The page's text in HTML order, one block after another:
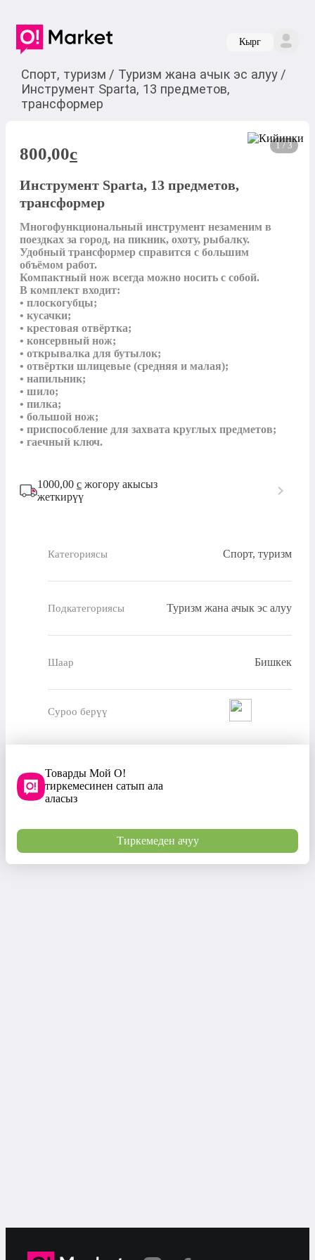
Кырг
Спорт, туризм / Туризм жана ачык эс алуу /
Инструмент Sparta, 13 предметов,
трансформер
1 / 3
800,00c
Инструмент Sparta, 13 предметов,
трансформер
Многофункциональный инструмент незаменим в
поездках за город, на пикник, охоту, рыбалку.
Удобный трансформер справится с большим
объёмом работ.
Компактный нож всегда можно носить с собой.
В комплект входит:
• плоскогубцы;
• кусачки;
• крестовая отвёртка;
• консервный нож;
• открывалка для бутылок;
• отвёртки шлицевые (средняя и малая);
• напильник;
• шило;
• пилка;
• большой нож;
• приспособление для захвата круглых предметов;
• гаечный ключ.
1000,00 с жогору акысыз
жеткирүү
Категориясы Спорт, туризм
Подкатегориясы Туризм жана ачык эс алуу
Шаар Бишкек
Суроо берүү
Товарды Мой О!
тиркемесинен сатып ала
аласыз
Тиркемеден ачуу